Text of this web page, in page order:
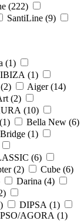
(222)
SantiLine (9)
(1)
(1)
2) Aiger (14)
(2)
(10)
1) Bella New (6)
Bridge (1)
(6)
(2) Cube (6)
Darina (4)
)
) DIPSA (1)
AGORA (1)